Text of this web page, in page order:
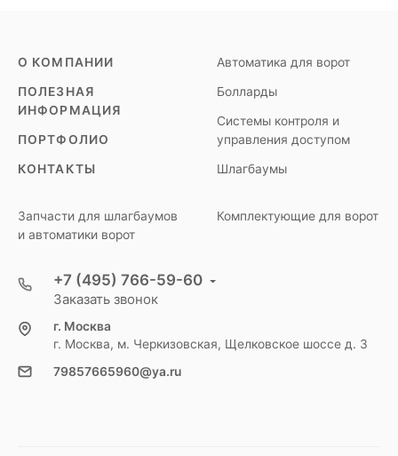
О КОМПАНИИ
ПОЛЕЗНАЯ
ИНФОРМАЦИЯ
ПОРТФОЛИО
КОНТАКТЫ
Автоматика для ворот
Болларды
Системы контроля и
управления доступом
Шлагбаумы
Запчасти для шлагбаумов
и автоматики ворот
Комплектующие для ворот
+7 (495) 766-59-60
Заказать звонок
г. Москва
г. Москва, м. Черкизовская, Щелковское шоссе д. 3
79857665960@ya.ru